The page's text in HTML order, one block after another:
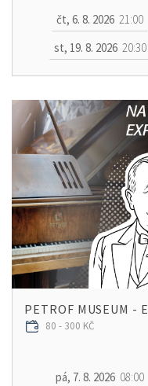
čt, 6. 8. 2026 21:00
st, 19. 8. 2026 20:30
PETROF MUSEUM -
80 - 300 KČ
pá, 7. 8. 2026 08:00